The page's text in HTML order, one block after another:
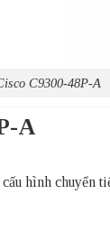
C9300-48P-A
A
hình